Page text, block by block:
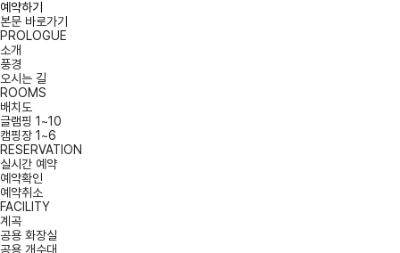
예약하기
본문 바로가기
PROLOGUE
소개
풍경
오시는 길
ROOMS
배치도
글램핑 1~10
캠핑장 1~6
RESERVATION
실시간 예약
예약확인
예약취소
FACILITY
계곡
공용 화장실
공용 개수대